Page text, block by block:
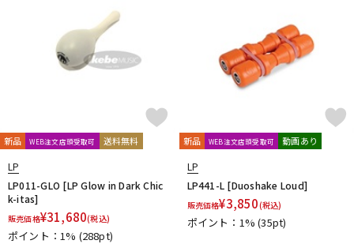
新品 WEB注文店頭受取可 送料無料
LP
LP011-GLO [LP Glow in Dark Chic
k-itas]
販売価格¥31,680(税込)
ポイント：1% (288pt)
新品 WEB注文店頭受取可 動画あり
LP
LP441-L [Duoshake Loud]
販売価格¥3,850(税込)
ポイント：1%(35pt)